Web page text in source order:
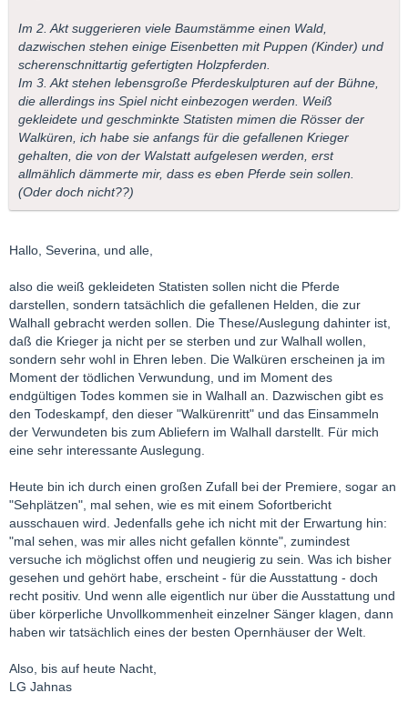
Im 2. Akt suggerieren viele Baumstämme einen Wald,
dazwischen stehen einige Eisenbetten mit Puppen (Kinder) und
scherenschnittartig gefertigten Holzpferden.
Im 3. Akt stehen lebensgroße Pferdeskulpturen auf der Bühne,
die allerdings ins Spiel nicht einbezogen werden. Weiß
gekleidete und geschminkte Statisten mimen die Rösser der
Walküren, ich habe sie anfangs für die gefallenen Krieger
gehalten, die von der Walstatt aufgelesen werden, erst
allmählich dämmerte mir, dass es eben Pferde sein sollen.
(Oder doch nicht??)
Hallo, Severina, und alle,
also die weiß gekleideten Statisten sollen nicht die Pferde
darstellen, sondern tatsächlich die gefallenen Helden, die zur
Walhall gebracht werden sollen. Die These/Auslegung dahinter ist,
daß die Krieger ja nicht per se sterben und zur Walhall wollen,
sondern sehr wohl in Ehren leben. Die Walküren erscheinen ja im
Moment der tödlichen Verwundung, und im Moment des
endgültigen Todes kommen sie in Walhall an. Dazwischen gibt es
den Todeskampf, den dieser "Walkürenritt" und das Einsammeln
der Verwundeten bis zum Abliefern im Walhall darstellt. Für mich
eine sehr interessante Auslegung.
Heute bin ich durch einen großen Zufall bei der Premiere, sogar an
"Sehplätzen", mal sehen, wie es mit einem Sofortbericht
ausschauen wird. Jedenfalls gehe ich nicht mit der Erwartung hin:
"mal sehen, was mir alles nicht gefallen könnte", zumindest
versuche ich möglichst offen und neugierig zu sein. Was ich bisher
gesehen und gehört habe, erscheint - für die Ausstattung - doch
recht positiv. Und wenn alle eigentlich nur über die Ausstattung und
über körperliche Unvollkommenheit einzelner Sänger klagen, dann
haben wir tatsächlich eines der besten Opernhäuser der Welt.
Also, bis auf heute Nacht,
LG Jahnas